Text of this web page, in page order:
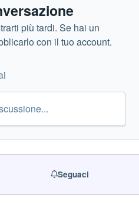
più tardi. Se hai un
con il tuo account.
Seguaci